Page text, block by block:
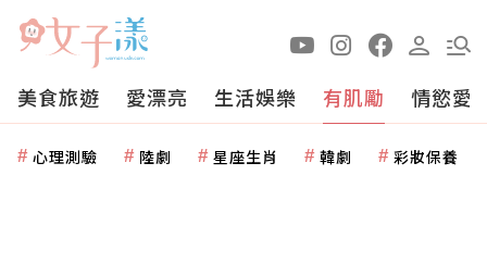
美食旅遊 愛漂亮 生活娛樂 有肌勵 情慾愛
心理測驗 陸劇 星座生肖 韓劇 彩妝保養